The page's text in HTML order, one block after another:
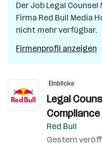
Der Job Legal
Firma Red Bull Media
nicht mehr verfügbar.
Firmenprofil anzeigen
Einblicke
Legal
Compliance
Red Bull
Gestern